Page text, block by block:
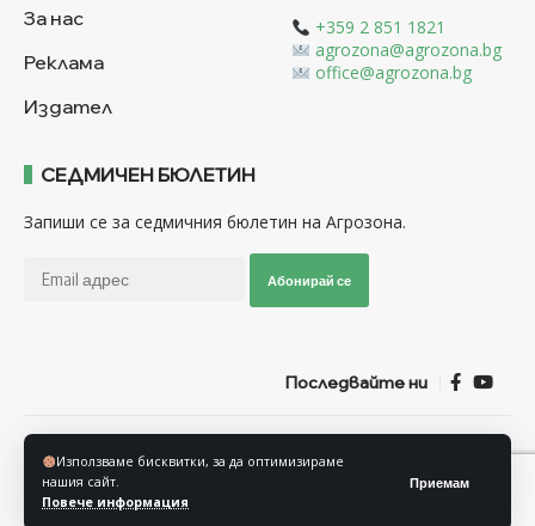
Използваме бисквитки, за да оптимизираме
нашия сайт.
Повече информация
Приемам
За нас
Реклама
Издател
+359 2 851 1821
agrozona@agrozona.bg
office@agrozona.bg
СЕДМИЧЕН БЮЛЕТИН
Запиши се за седмичния бюлетин на Агрозона.
Абонирай се
Последвайте ни
© Агрозона © 2011-2025 Всички права запазени
Политика за защита на личните данни